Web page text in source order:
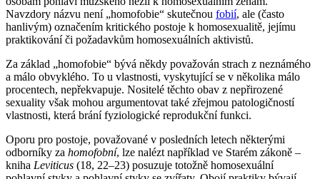
Navzdory názvu není „homofobie“ skutečnou fobií, ale (často
hanlivým) označením kritického postoje k homosexualitě, jejímu
praktikování či požadavkům homosexuálních aktivistů.
Za základ „homofobie“ bývá někdy považován strach z neznámého
a málo obvyklého. To u vlastnosti, vyskytující se v několika málo
procentech, nepřekvapuje. Nositelé těchto obav z nepřirozené
sexuality však mohou argumentovat také zřejmou patologičností
vlastnosti, která brání fyziologické reprodukční funkci.
Oporu pro postoje, považované v posledních letech některými
odborníky za homofobní, lze nalézt například ve Starém zákoně –
kniha Leviticus (18, 22–23) posuzuje totožně homosexuální